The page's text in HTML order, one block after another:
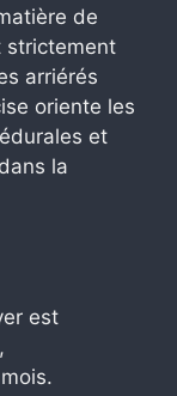
de
strictement
arriérés
oriente les
et
la
est